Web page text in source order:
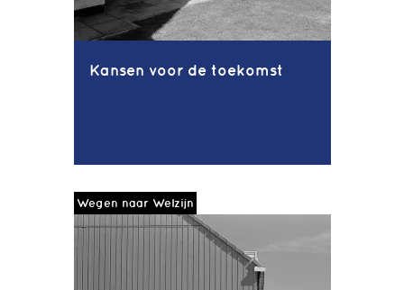
Kansen voor de toekomst
Wegen naar Welzijn